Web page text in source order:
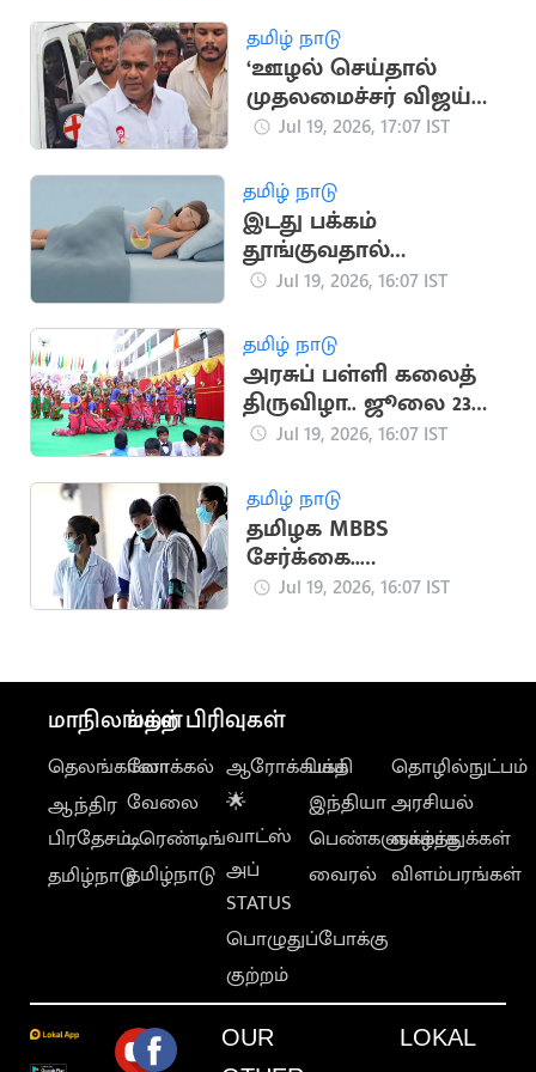
தமிழ் நாடு
‘ஊழல் செய்தால்
முதலமைச்சர் விஜய்
நீக்கிவிடுவார்’..
Jul 19, 2026, 17:07 IST
தமிழ் நாடு
இடது பக்கம்
தூங்குவதால்
கிடைக்கும் முக்கிய
Jul 19, 2026, 16:07 IST
தமிழ் நாடு
அரசுப் பள்ளி கலைத்
திருவிழா.. ஜூலை 23
முதல் தொடக்கம்
Jul 19, 2026, 16:07 IST
தமிழ் நாடு
தமிழக MBBS
சேர்க்கை..
எதிர்பார்க்கப்படும் கட்-
Jul 19, 2026, 16:07 IST
மாநிலங்கள்
தெலங்கானா
ஆந்திர
பிரதேசம்
தமிழ்நாடு
மற்ற பிரிவுகள்
லோக்கல்
வேலை
டிரெண்டிங்
தமிழ்நாடு
ஆரோக்கியம்
🌟
வாட்ஸ்
அப்
STATUS
பொழுதுப்போக்கு
குற்றம்
பக்தி
இந்தியா
பெண்களுக்காக
வைரல்
தொழில்நுட்பம்
அரசியல்
வாழ்த்துக்கள்
விளம்பரங்கள்
OUR
LOKAL